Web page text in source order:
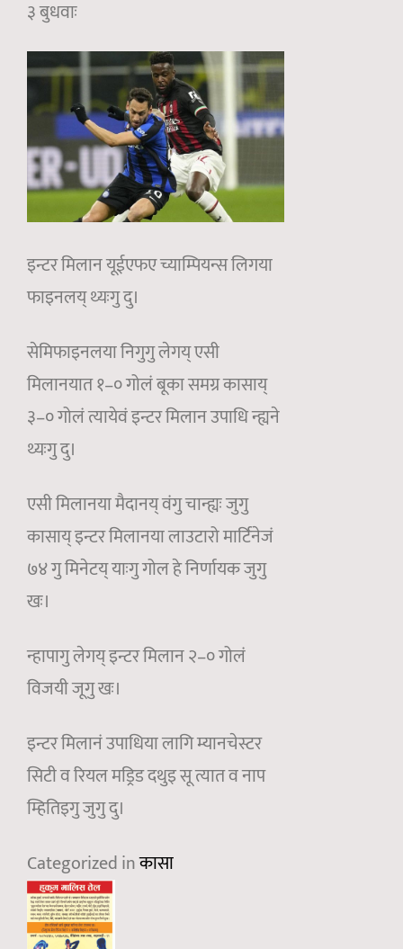
३ बुधवाः
इन्टर मिलान यूईएफए च्याम्पियन्स लिगया
फाइनलय् थ्यःगु दु।
सेमिफाइनलया निगुगु लेगय् एसी
मिलानयात १–० गोलं बूका समग्र कासाय्
३–० गोलं त्यायेवं इन्टर मिलान उपाधि न्ह्यने
थ्यःगु दु।
एसी मिलानया मैदानय् वंगु चान्ह्यः जुगु
कासाय् इन्टर मिलानया लाउटारो मार्टिनेजं
७४ गु मिनेटय् याःगु गोल हे निर्णायक जुगु
खः।
न्हापागु लेगय् इन्टर मिलान २–० गोलं
विजयी जूगु खः।
इन्टर मिलानं उपाधिया लागि म्यानचेस्टर
सिटी व रियल मड्रिड दथुइ सू त्यात व नाप
म्हितिइगु जुगु दु।
Categorized inकासा